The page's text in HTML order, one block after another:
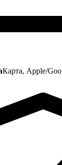
Карта, Apple/